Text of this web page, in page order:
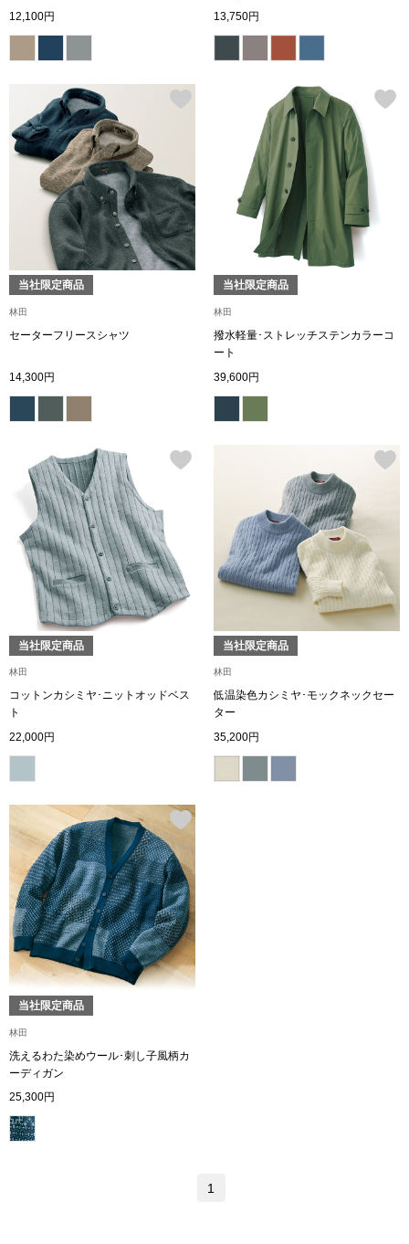
すべて見る
ール／酒
ランド
BOGARD July
RUGLOG
アウター
ジャケット
ブルゾン
Tシャツ／カッ
ポロシャツ
シャツ／ブラ
トレーナー／
12,100円
13,750円
当社限定商品
林田
セーターフリースシャツ
14,300円
当社限定商品
林田
撥水軽量･ストレッチステンカラーコ
ート
39,600円
当社限定商品
林田
コットンカシミヤ･ニットオッドベス
ト
22,000円
当社限定商品
林田
低温染色カシミヤ･モックネックセー
ター
35,200円
当社限定商品
林田
洗えるわた染めウール･刺し子風柄カ
ーディガン
25,300円
1